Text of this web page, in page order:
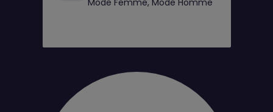
Mode Femme, Mode Homme